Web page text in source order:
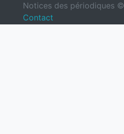
Notices des périodiques ©
Contact